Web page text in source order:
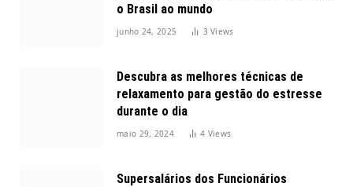
o Brasil ao mundo
junho 24, 2025 3Views
Descubra as melhores técnicas de
relaxamento para gestão do estresse
durante o dia
maio 29, 2024 4 Views
Supersalários dos Funcionários